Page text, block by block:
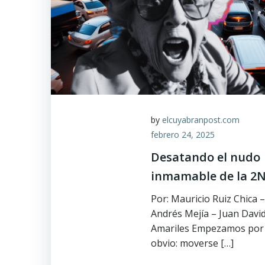
by elcuyabranpost.com
febrero 24, 2025
Desatando el nudo
inmamable de la 2N
Por: Mauricio Ruiz Chica –
Andrés Mejía – Juan David
Amariles Empezamos
obvio: moverse […]